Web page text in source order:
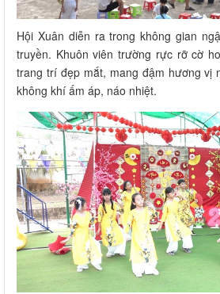
Hội Xuân diễn ra trong không gian
truyền. Khuôn viên trường rực rỡ cờ
trang trí đẹp mắt, mang đậm hương vị
không khí ấm áp, náo nhiệt.